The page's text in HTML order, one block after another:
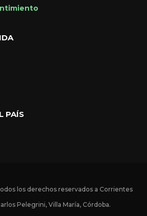
PAÍS
los derechos reservados a Corrientes
Pelegrini, Villa María, Córdoba.